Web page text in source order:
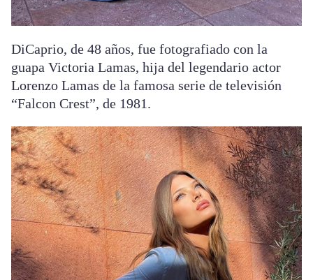
DiCaprio, de 48 años, fue fotografiado con la
guapa Victoria Lamas, hija del legendario actor
Lorenzo Lamas de la famosa serie de televisión
“Falcon Crest”, de 1981.